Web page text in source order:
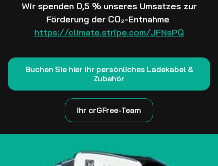
Wir spenden 0,5 % unseres Umsatzes zur
Förderung der CO₂-Entnahme
https://climate.stripe.com/JFNsPQ
Buchen Sie hier Ihr persönliches Ladekabel &
Zubehör
Ihr crGFree-Team